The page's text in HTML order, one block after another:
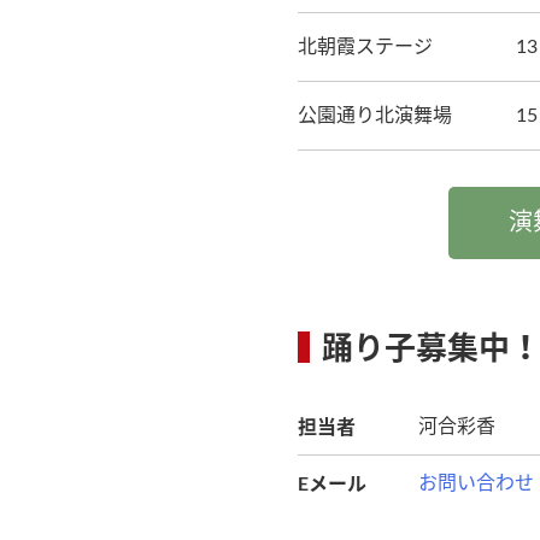
北朝霞ステージ
公園通り北演舞場
演
踊り子募集中！
担当者 河合彩香
Eメール お問い合わせ